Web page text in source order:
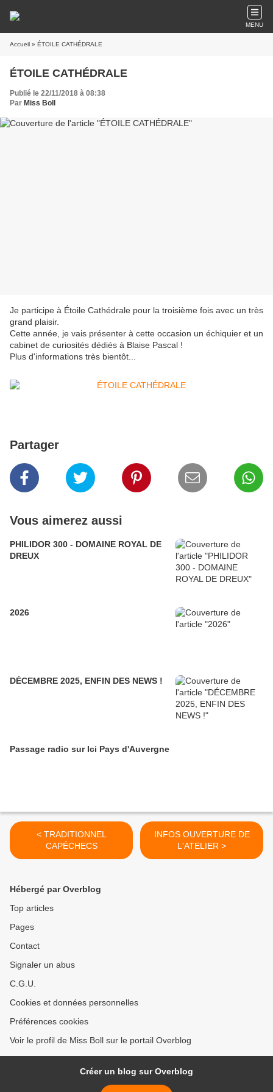
MENU
Accueil » ÉTOILE CATHÉDRALE
ÉTOILE CATHÉDRALE
Publié le 22/11/2018 à 08:38
Par Miss Boll
Je participe à Étoile Cathédrale pour la troisième fois avec un très
grand plaisir.
Cette année, je vais présenter à cette occasion un échiquier et un
cabinet de curiosités dédiés à Blaise Pascal !
Plus d'informations très bientôt...
Partager
Vous aimerez aussi
PHILIDOR 300 - DOMAINE ROYAL DE
DREUX
2026
DÉCEMBRE 2025, ENFIN DES NEWS !
Passage radio sur Ici Pays d'Auvergne
< TRADITIONNEL
CAPÉCHECS
INFOS OUVERTURE DE
L'ATELIER >
Hébergé par Overblog
Top articles
Pages
Contact
Signaler un abus
C.G.U.
Cookies et données personnelles
Préférences cookies
Voir le profil de Miss Boll sur le portail Overblog
Créer un blog sur Overblog